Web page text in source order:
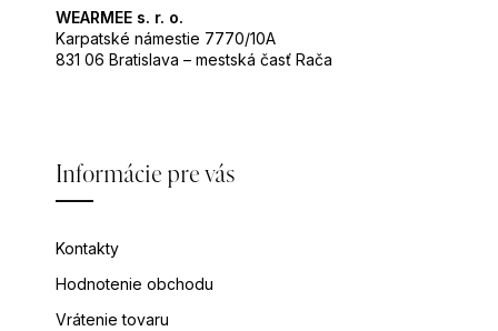
WEARMEE s. r. o.
Karpatské námestie 7770/10A
831 06 Bratislava – mestská časť Rača
Informácie pre vás
Kontakty
Hodnotenie obchodu
Vrátenie tovaru